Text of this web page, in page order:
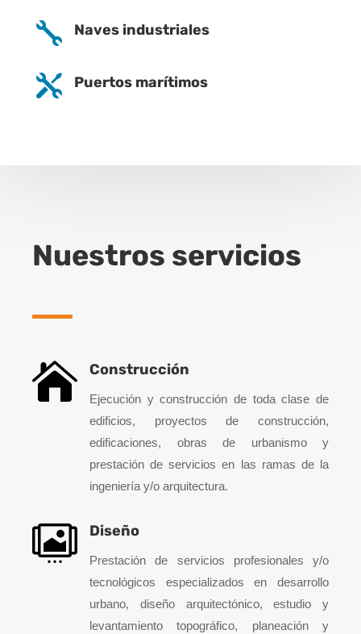
 Naves industriales
 Puertos marítimos
Nuestros servicios
 Construcción
Ejecución y construcción de toda clase de
edificios, proyectos de construcción,
edificaciones, obras de urbanismo y
prestación de servicios en las ramas de la
ingeniería y/o arquitectura.
 Diseño
Prestación de servicios profesionales y/o
tecnológicos especializados en desarrollo
urbano, diseño arquitectónico, estudio y
levantamiento topográfico, planeación y